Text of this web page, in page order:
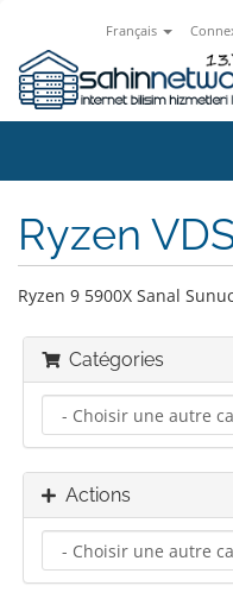
Français
Ryzen
Ryzen 9 5900X Sanal
Catégories
Actions